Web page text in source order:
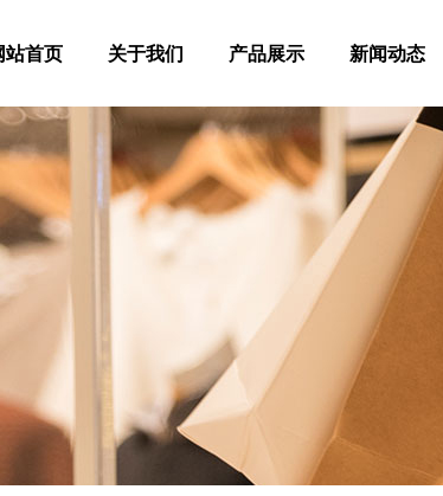
站首页 关于我们 产品展示 新闻动态